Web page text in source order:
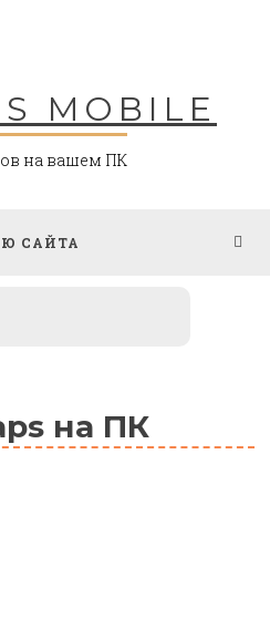
MOBILE
на вашем ПК
САЙТА
на ПК